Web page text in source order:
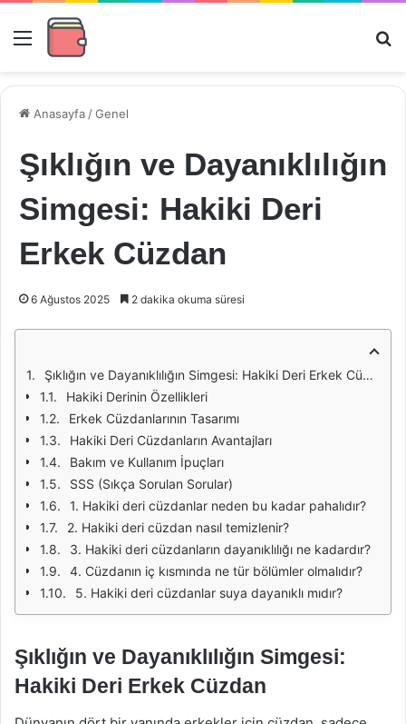
Menü
Anasayfa /Genel
Şıklığın ve Dayanıklılığın
Simgesi: Hakiki Deri
Erkek Cüzdan
6 Ağustos 2025 2 dakika okuma süresi
Şıklığın ve Dayanıklılığın Simgesi: Hakiki Deri Erkek Cüzdan
Hakiki Derinin Özellikleri
Erkek Cüzdanlarının Tasarımı
Hakiki Deri Cüzdanların Avantajları
Bakım ve Kullanım İpuçları
SSS (Sıkça Sorulan Sorular)
1. Hakiki deri cüzdanlar neden bu kadar pahalıdır?
2. Hakiki deri cüzdan nasıl temizlenir?
3. Hakiki deri cüzdanların dayanıklılığı ne kadardır?
4. Cüzdanın iç kısmında ne tür bölümler olmalıdır?
5. Hakiki deri cüzdanlar suya dayanıklı mıdır?
Şıklığın ve Dayanıklılığın Simgesi:
Hakiki Deri Erkek Cüzdan